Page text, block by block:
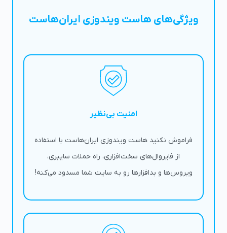
ویژگی‌های هاست ویندوزی ایران‌هاست
امنیت بی‌نظیر
فراموش نکنید هاست ویندوزی ایران‌هاست با استفاده
از فایروال‌های سخت‌افزاری، راه حملات سایبری،
ویروس‌ها و بدافزارها رو به سایت شما مسدود می‌کنه!